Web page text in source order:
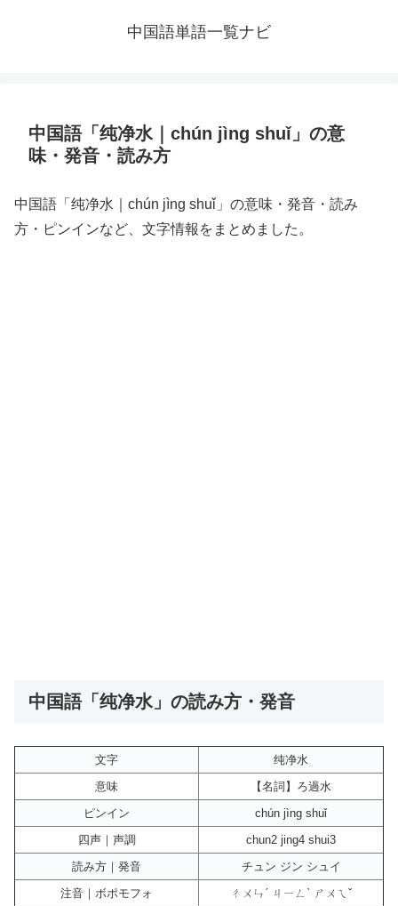
中国語単語一覧ナビ
中国語「纯净水｜chún jìng shuǐ」の意
味・発音・読み方
中国語「纯净水｜chún jìng shuǐ」の意味・発音・読み
方・ピンインなど、文字情報をまとめました。
中国語「纯净水」の読み方・発音
文字
纯净水
意味
【名詞】ろ過水
ピンイン
chún jìng shuǐ
四声｜声調
chun2 jing4 shui3
読み方｜発音
チュン ジン シュイ
注音｜ボポモフォ
ㄔㄨㄣˊ ㄐㄧㄥˋ ㄕㄨㄟˇ